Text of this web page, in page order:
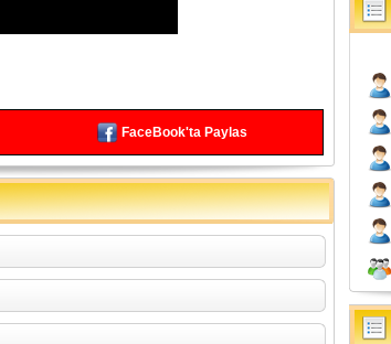
FaceBook'ta Paylas